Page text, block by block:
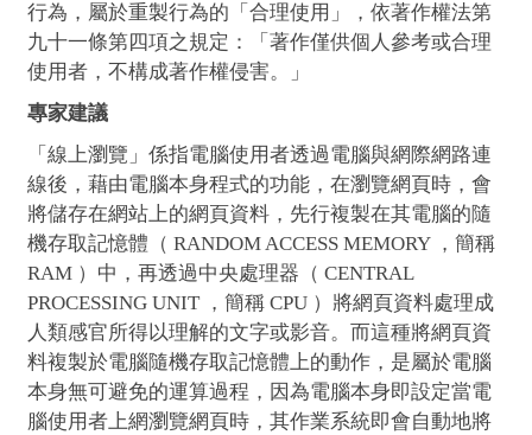
行為，屬於重製行為的「合理使用」，依著作權法第
九十一條第四項之規定：「著作僅供個人參考或合理
使用者，不構成著作權侵害。」
專家建議
「線上瀏覽」係指電腦使用者透過電腦與網際網路連
線後，藉由電腦本身程式的功能，在瀏覽網頁時，會
將儲存在網站上的網頁資料，先行複製在其電腦的隨
機存取記憶體（ RANDOM ACCESS MEMORY ，簡稱
RAM ）中，再透過中央處理器（ CENTRAL
PROCESSING UNIT ，簡稱 CPU ）將網頁資料處理成
人類感官所得以理解的文字或影音。而這種將網頁資
料複製於電腦隨機存取記憶體上的動作，是屬於電腦
本身無可避免的運算過程，因為電腦本身即設定當電
腦使用者上網瀏覽網頁時，其作業系統即會自動地將